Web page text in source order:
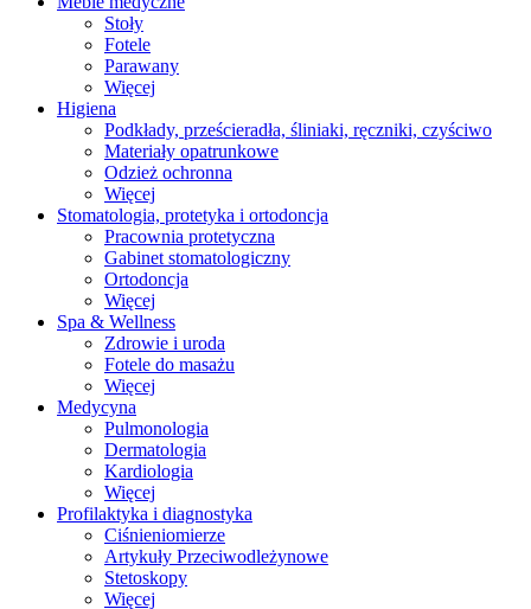
Stoły
Fotele
Parawany
Więcej
Higiena
Podkłady, prześcieradła, śliniaki, ręczniki, czyściwo
Materiały opatrunkowe
Odzież ochronna
Więcej
Stomatologia, protetyka i ortodoncja
Pracownia protetyczna
Gabinet stomatologiczny
Ortodoncja
Więcej
Spa & Wellness
Zdrowie i uroda
Fotele do masażu
Więcej
Medycyna
Pulmonologia
Dermatologia
Kardiologia
Więcej
Profilaktyka i diagnostyka
Ciśnieniomierze
Artykuły Przeciwodleżynowe
Stetoskopy
Więcej